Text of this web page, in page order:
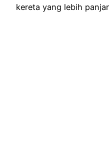
kereta yang lebih